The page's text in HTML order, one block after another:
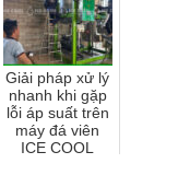
Giải pháp xử lý
nhanh khi gặp
lỗi áp suất trên
máy đá viên
ICE COOL